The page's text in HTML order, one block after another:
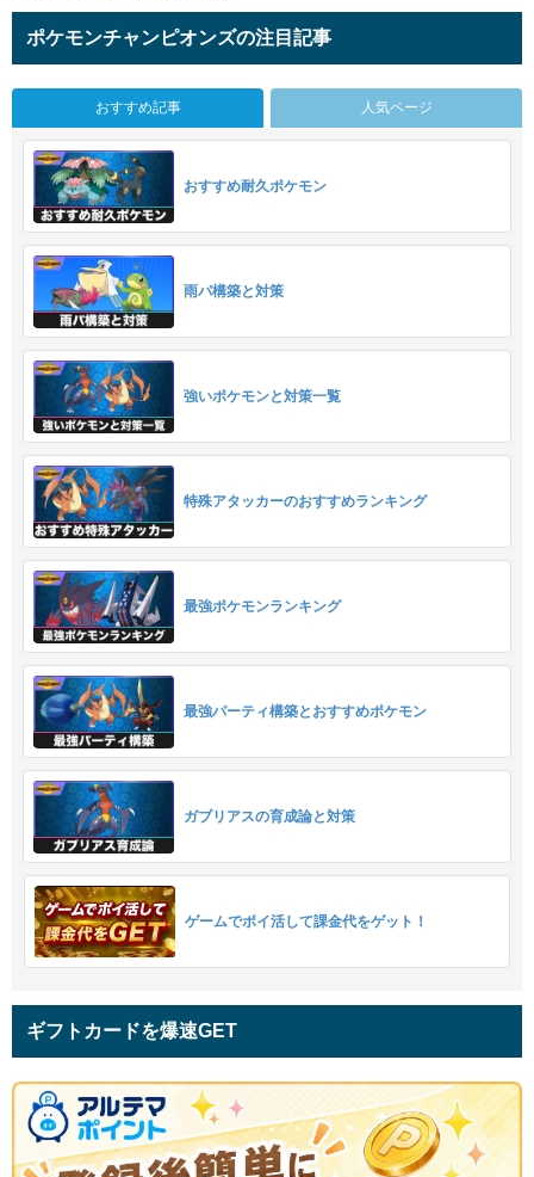
ポケモンチャンピオンズの注目記事
おすすめ記事 人気ページ
おすすめ耐久ポケモン
雨パ構築と対策
強いポケモンと対策一覧
特殊アタッカーのおすすめランキング
最強ポケモンランキング
最強パーティ構築とおすすめポケモン
ガブリアスの育成論と対策
ゲームでポイ活して課金代をゲット！
ギフトカードを爆速GET